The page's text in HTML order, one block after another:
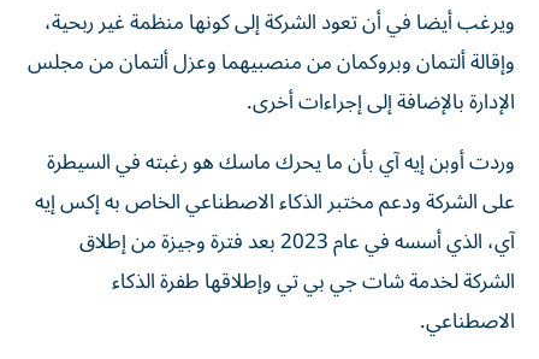
ويرغب أيضا في أن ​تعود الشركة ‌إلى كونها منظمة غير ربحية،
وإقالة ألتمان وبروكمان من منصبيهما وعزل ألتمان من مجلس
الإدارة بالإضافة إلى إجراءات ‌أخرى.
وردت أوبن إيه آي بأن ما يحرك ماسك هو رغبته في السيطرة
على الشركة ودعم مختبر الذكاء الاصطناعي الخاص به إكس إيه
آي، الذي أسسه في عام 2023 بعد فترة وجيزة من إطلاق
الشركة لخدمة شات جي بي تي وإطلاقها طفرة الذكاء
‌الاصطناعي.